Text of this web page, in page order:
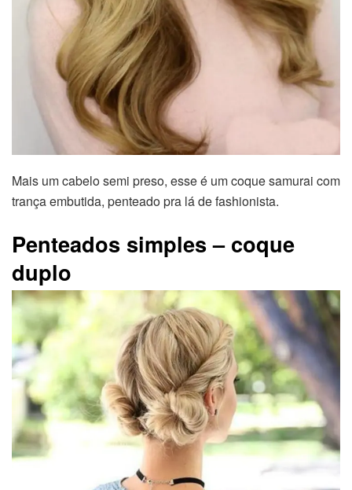
Mais um cabelo semi preso, esse é um coque samurai com
trança embutida, penteado pra lá de fashionista.
Penteados simples – coque
duplo